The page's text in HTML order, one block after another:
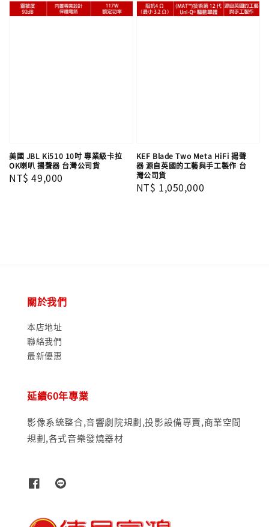
美國 JBL Ki510 10吋 專業級卡拉
OK喇叭 揚聲器 台灣公司貨
Regular
NT$ 49,000
KEF Blade Two Meta HiFi 揚聲
器 源自英國的工藝與手工製作 台
灣公司貨
Regular
NT$ 1,050,000
關於我們
本店地址
聯絡我們
最新優惠
延續60年專業
影像系統整合,音響劇院規劃,投影設備專賣,商業空間
規劃,各式音樂發燒器材